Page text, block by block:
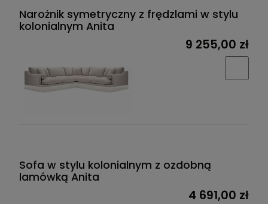
Narożnik symetryczny z frędzlami w stylu
kolonialnym Anita
9 255,00 zł
Sofa w stylu kolonialnym z ozdobną
lamówką Anita
4 691,00 zł